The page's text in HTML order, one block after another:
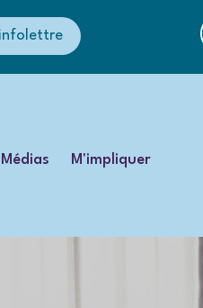
infolettre
Médias M'impliquer